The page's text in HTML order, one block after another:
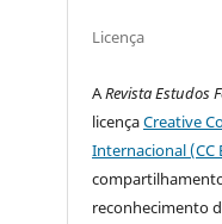
Licença
ARevista Estudos
licençaCreative
Internacional (CC
reconhecimento